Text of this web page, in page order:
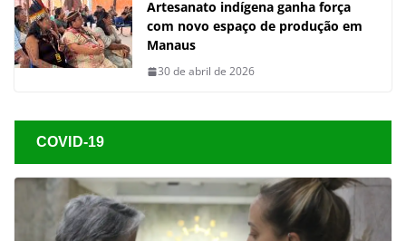
Artesanato indígena ganha força
com novo espaço de produção em
Manaus
30 de abril de 2026
COVID-19